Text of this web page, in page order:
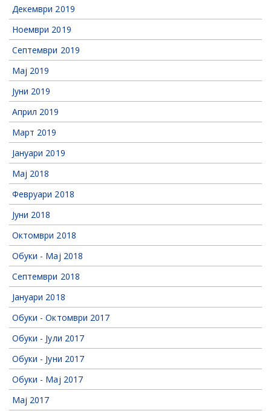
Декември 2019
Ноември 2019
Септември 2019
Мај 2019
Јуни 2019
Април 2019
Март 2019
Јануари 2019
Мај 2018
Февруари 2018
Јуни 2018
Октомври 2018
Обуки - Мај 2018
Септември 2018
Јануари 2018
Обуки - Октомври 2017
Обуки - Јули 2017
Обуки - Јуни 2017
Обуки - Мај 2017
Мај 2017